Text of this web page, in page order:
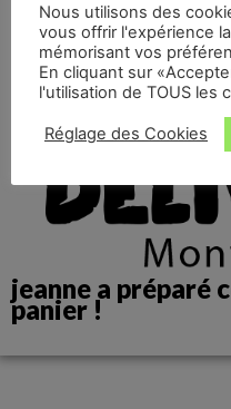
jeanne a préparé
panier !
Nous utilisons des
vous offrir l'expérience
mémorisant vos
En cliquant sur
l'utilisation de TOUS les
Réglage des Cookies